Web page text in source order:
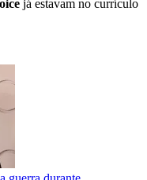
já estavam no currículo